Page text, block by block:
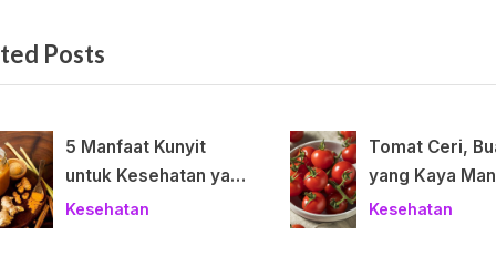
P
s
t
:
Posts
5 Manfaat Kunyit
untuk Kesehatan yang
Tak Terduga
Kesehatan
Tomat Ceri,
yang Kaya
untuk Tubuh
Kesehatan